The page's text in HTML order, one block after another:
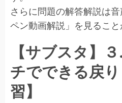
さらに問題の解答解説は
ペン動画解説」を見ること
【サブスタ】
チでできる戻
習】